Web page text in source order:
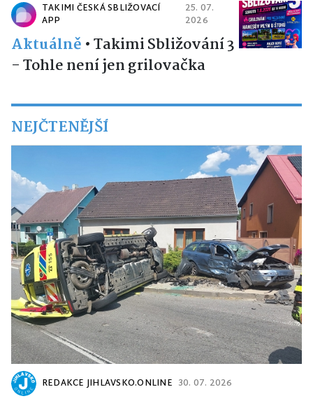
TAKIMI ČESKÁ SBLIŽOVACÍ
APP
25. 07.
2026
Aktuálně •Takimi Sbližování 3
- Tohle není jen grilovačka
NEJČTENĚJŠÍ
REDAKCE JIHLAVSKO.ONLINE 30. 07. 2026